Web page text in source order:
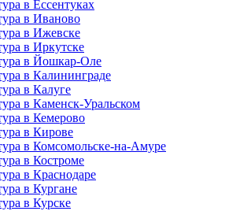
в Ессентуках
в Иваново
в Ижевске
в Иркутске
в Йошкар-Оле
в Калининграде
в Калуге
в Каменск-Уральском
в Кемерово
в Кирове
в Комсомольске-на-Амуре
в Костроме
в Краснодаре
в Кургане
в Курске